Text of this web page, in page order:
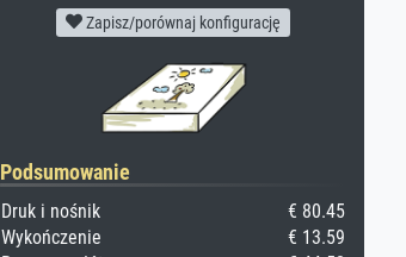
Zapisz/porównaj konfigurację
Podsumowanie
Druk i nośnik
€ 80.45
Wykończenie
€ 13.59